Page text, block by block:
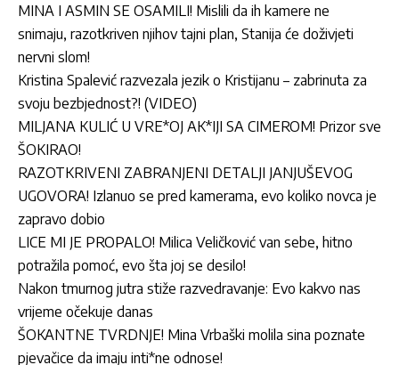
MINA I ASMIN SE OSAMILI! Mislili da ih kamere ne
snimaju, razotkriven njihov tajni plan, Stanija će doživjeti
nervni slom!
Kristina Spalević razvezala jezik o Kristijanu – zabrinuta za
svoju bezbjednost?! (VIDEO)
MILJANA KULIĆ U VRE*OJ AK*IJI SA CIMEROM! Prizor sve
ŠOKIRAO!
RAZOTKRIVENI ZABRANJENI DETALJI JANJUŠEVOG
UGOVORA! Izlanuo se pred kamerama, evo koliko novca je
zapravo dobio
LICE MI JE PROPALO! Milica Veličković van sebe, hitno
potražila pomoć, evo šta joj se desilo!
Nakon tmurnog jutra stiže razvedravanje: Evo kakvo nas
vrijeme očekuje danas
ŠOKANTNE TVRDNJE! Mina Vrbaški molila sina poznate
pjevačice da imaju inti*ne odnose!